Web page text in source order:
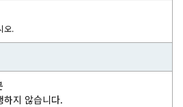
오.
하지 않습니다.